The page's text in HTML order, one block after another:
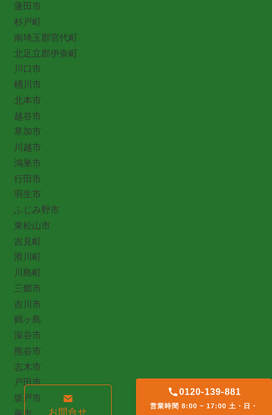
蓮田市
杉戸町
南埼玉郡宮代町
北足立郡伊奈町
川口市
桶川市
北本市
越谷市
草加市
川越市
鴻巣市
行田市
羽生市
ふじみ野市
東松山市
吉見町
滑川町
川島町
三郷市
吉川市
鶴ヶ島
深谷市
熊谷市
志木市
戸田市
坂戸市
お問合せ
0120-139-881
営業時間 8:00 ~ 17:00 土・日・